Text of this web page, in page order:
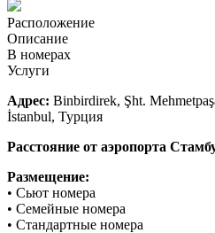
Расположение
Описание
В номерах
Услуги
Адрес: Binbirdirek, Şht.
İstanbul, Турция
Расстояние от аэропорта
Размещение:
• Сьют номера
• Семейные номера
• Стандартные номера